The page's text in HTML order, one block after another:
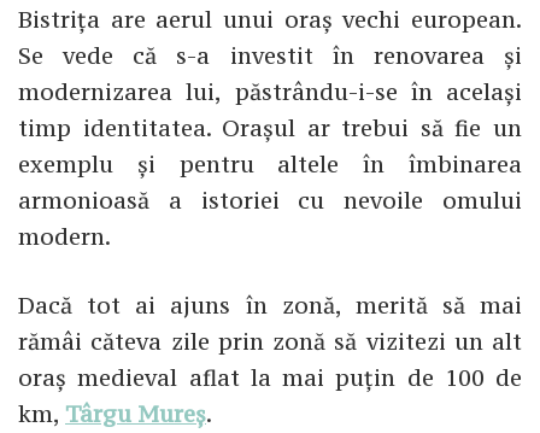
Bistrița are aerul unui oraș vechi european.
Se vede că s-a investit în renovarea și
modernizarea lui, păstrându-i-se în același
timp identitatea. Orașul ar trebui să fie un
exemplu și pentru altele în îmbinarea
armonioasă a istoriei cu nevoile omului
modern.
Dacă tot ai ajuns în zonă, merită să mai
rămâi căteva zile prin zonă să vizitezi un alt
oraș medieval aflat la mai puțin de 100 de
km, Târgu Mureș.